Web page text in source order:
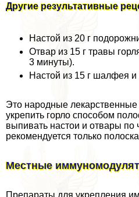
Другие результативные
Настой из 20 г
Отвар из 15 г травы
3 минуты).
Настой из 15 г шалфея и
Это народные
укрепить горло способом
выпивать настои и отвары по
рекомендуется только
Местные
Препараты для укрепления